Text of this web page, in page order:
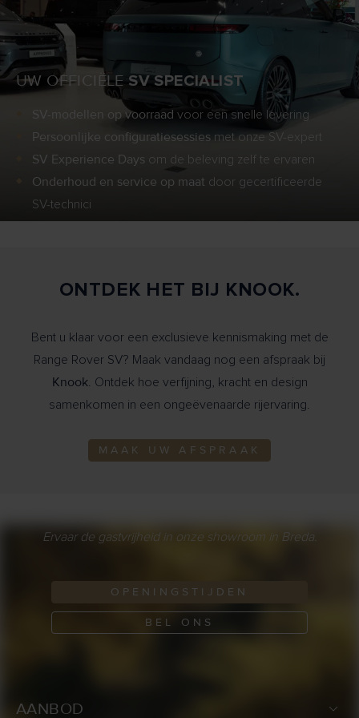
UW OFFICIËLE SV SPECIALIST
SV-modellen op voorraad voor een snelle levering
Persoonlijke configuratiesessies met onze SV-expert
SV Experience Days om de beleving zelf te ervaren
Onderhoud en service op maat door gecertificeerde
SV-technici
ONTDEK HET BIJ KNOOK.
Bent u klaar voor een exclusieve kennismaking met de
Range Rover SV? Maak vandaag nog een afspraak bij
Knook. Ontdek hoe verfijning, kracht en design
samenkomen in een ongeëvenaarde rijervaring.
MAAK UW AFSPRAAK
Ervaar de gastvrijheid in onze showroom in Breda.
OPENINGSTIJDEN
BEL ONS
AANBOD